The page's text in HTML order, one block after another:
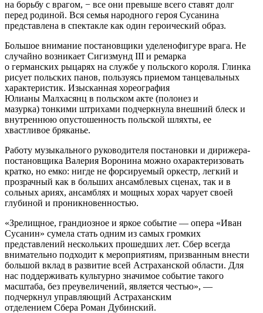
на борьбу с врагом, − все они превыше всего ставят долг
перед родиной. Вся семья народного героя Сусанина
представлена в спектакле как один героический образ.
Большое внимание постановщики уделенофигуре врага. Не
случайно возникает Сигизмунд III и ремарка
о германских рыцарях на службе у польского короля. Глинка
рисует польских панов, пользуясь приемом танцевальных
характеристик. Изысканная хореография
Юлианы Малхасянц в польском акте (полонез и
мазурка) тонкими штрихами подчеркнула внешний блеск и
внутреннюю опустошенность польской шляхты, ее
хвастливое бряканье.
Работу музыкального руководителя постановки и дирижера-
постановщика Валерия Воронина можно охарактеризовать
кратко, но емко: нигде не форсируемый оркестр, легкий и
прозрачный как в больших ансамблевых сценах, так и в
сольных ариях, ансамблях и мощных хорах чарует своей
глубиной и проникновенностью.
«Зрелищное, грандиозное и яркое событие — опера «Иван
Сусанин» сумела стать одним из самых громких
представлений нескольких прошедших лет. Сбер всегда
внимательно подходит к мероприятиям, призванным внести
большой вклад в развитие всей Астраханской области. Для
нас поддерживать культурно значимое событие такого
масштаба, без преувеличений, является честью», —
подчеркнул управляющий Астраханским
отделением Сбера Роман Дубинский.